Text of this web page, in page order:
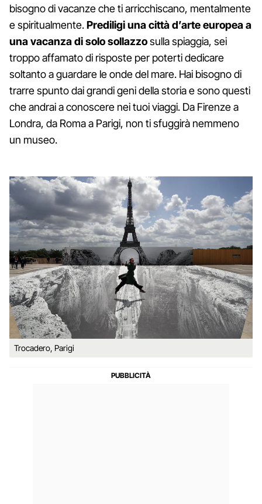
bisogno di vacanze che ti arricchiscano, mentalmente
e spiritualmente.Prediligi una città d’arte europea a
una vacanza di solo sollazzosulla spiaggia, sei
troppo affamato di risposte per poterti dedicare
soltanto a guardare le onde del mare. Hai bisogno di
trarre spunto dai grandi geni della storia e sono questi
che andrai a conoscere nei tuoi viaggi. Da Firenze a
Londra, da Roma a Parigi, non ti sfuggirà nemmeno
un museo.
Trocadero, Parigi